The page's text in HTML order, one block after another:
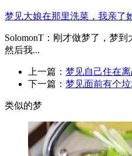
梦见大娘在那里洗菜，我亲了
SolomonT：刚才做梦了，梦
然后我...
上一篇： 梦见自己住在
下一篇： 梦见面前有个
类似的梦